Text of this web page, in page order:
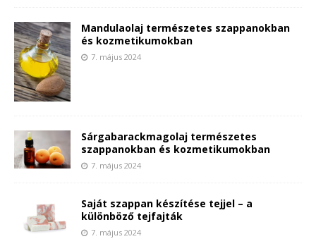
Mandulaolaj természetes szappanokban
és kozmetikumokban
7. május 2024
Sárgabarackmagolaj természetes
szappanokban és kozmetikumokban
7. május 2024
Saját szappan készítése tejjel – a
különböző tejfajták
7. május 2024